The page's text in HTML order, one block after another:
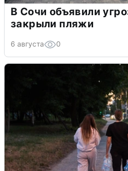
В Сочи объявили
закрыли пляжи
6 августа 0